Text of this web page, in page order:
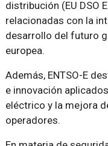
distribución (EU DSO
relacionadas con la
desarrollo del futuro
europea.
Además, ENTSO-E
e innovación
eléctrico y la mejora
operadores.